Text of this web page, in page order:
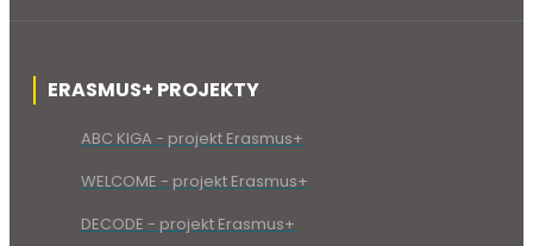
ERASMUS+ PROJEKTY
ABC KIGA - projekt Erasmus+
WELCOME - projekt Erasmus+
DECODE - projekt Erasmus+